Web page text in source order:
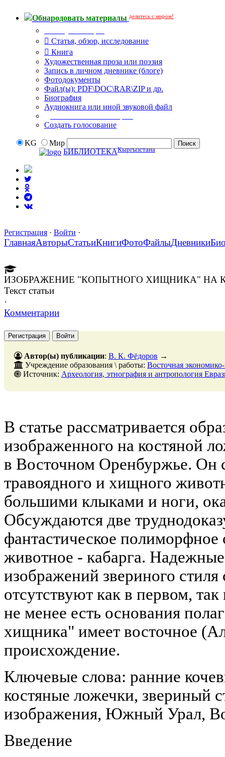
Обнародовать материалы делитесь с миром!
Статья, обзор, исследование
Книга
Художественная проза или поэзия
Запись в личном дневнике (блоге)
Фотодокументы
Файл(ы): PDF\DOC\RAR\ZIP и др.
Биография
Аудиокнига или иной звуковой файл
Создать голосование
KG
Мир
БИБЛИОТЕКАКыргызстана
Регистрация · Войти ·
ГлавнаяАвторыСтатьиКнигиФотоФайлыДневники
ИЗОБРАЖЕНИЕ "КОПЫТНОГО ХИЩНИКА" НА
Текст статьи
·
Комментарии
Регистрация Войти
Автор(ы) публикации: В. К. Фёдоров →
Учреждение образования \ работы: Восточная
Источник: Археология, этнография и антропология Евразии, № 3, 30
В статье рассматривается
изображенного на костяной
в Восточном Оренбуржье. Он
травоядного и хищного
большими клыками и ноги,
Обсуждаются две
фантастическое полиморфное
животное - кабарга.
изображений звериного
отсутствуют как в первом,
не менее есть основания
хищника" имеет восточное
происхождение.
Ключевые слова: ранние
костяные ложечки, звериный
изображения, Южный Урал,
Введение